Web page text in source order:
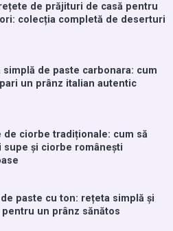
de prăjituri de casă pentru
colecția completă de deserturi
simplă de paste carbonara: cum
un prânz italian autentic
de ciorbe tradiționale: cum să
supe și ciorbe românești
paste cu ton: rețeta simplă și
pentru un prânz sănătos